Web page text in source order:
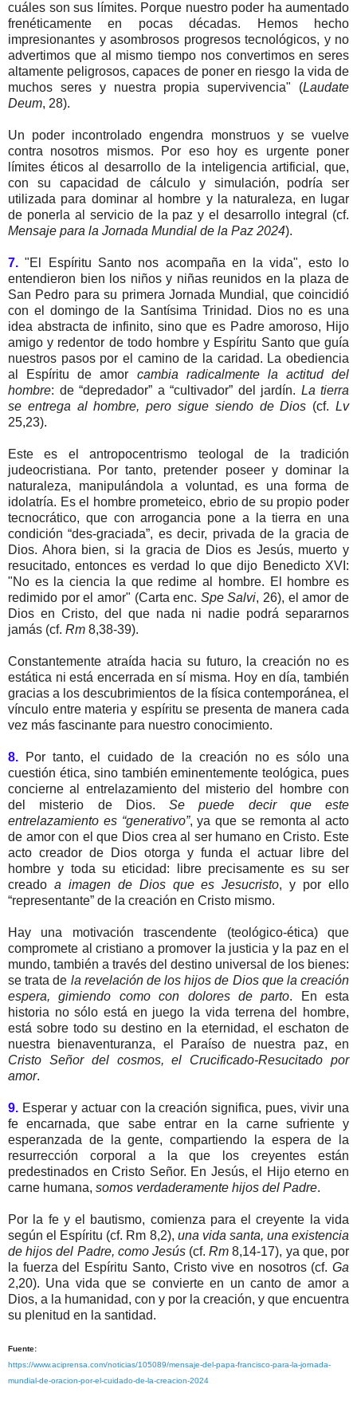
cuáles son sus límites. Porque nuestro poder ha aumentado
frenéticamente en pocas décadas. Hemos hecho
impresionantes y asombrosos progresos tecnológicos, y no
advertimos que al mismo tiempo nos convertimos en seres
altamente peligrosos, capaces de poner en riesgo la vida de
muchos seres y nuestra propia supervivencia" (Laudate
Deum, 28).
Un poder incontrolado engendra monstruos y se vuelve
contra nosotros mismos. Por eso hoy es urgente poner
límites éticos al desarrollo de la inteligencia artificial, que,
con su capacidad de cálculo y simulación, podría ser
utilizada para dominar al hombre y la naturaleza, en lugar
de ponerla al servicio de la paz y el desarrollo integral (cf.
Mensaje para la Jornada Mundial de la Paz 2024).
7. "El Espíritu Santo nos acompaña en la vida", esto lo
entendieron bien los niños y niñas reunidos en la plaza de
San Pedro para su primera Jornada Mundial, que coincidió
con el domingo de la Santísima Trinidad. Dios no es una
idea abstracta de infinito, sino que es Padre amoroso, Hijo
amigo y redentor de todo hombre y Espíritu Santo que guía
nuestros pasos por el camino de la caridad. La obediencia
al Espíritu de amor cambia radicalmente la actitud del
hombre: de “depredador” a “cultivador” del jardín. La tierra
se entrega al hombre, pero sigue siendo de Dios (cf.Lv
25,23).
Este es el antropocentrismo teologal de la tradición
judeocristiana. Por tanto, pretender poseer y dominar la
naturaleza, manipulándola a voluntad, es una forma de
idolatría. Es el hombre prometeico, ebrio de su propio poder
tecnocrático, que con arrogancia pone a la tierra en una
condición “des-graciada”, es decir, privada de la gracia de
Dios. Ahora bien, si la gracia de Dios es Jesús, muerto y
resucitado, entonces es verdad lo que dijo Benedicto XVI:
"No es la ciencia la que redime al hombre. El hombre es
redimido por el amor" (Carta enc. Spe Salvi, 26), el amor de
Dios en Cristo, del que nada ni nadie podrá separarnos
jamás (cf. Rm 8,38-39).
Constantemente atraída hacia su futuro, la creación no es
estática ni está encerrada en sí misma. Hoy en día, también
gracias a los descubrimientos de la física contemporánea, el
vínculo entre materia y espíritu se presenta de manera cada
vez más fascinante para nuestro conocimiento.
8. Por tanto, el cuidado de la creación no es sólo una
cuestión ética, sino también eminentemente teológica, pues
concierne al entrelazamiento del misterio del hombre con
del misterio de Dios. Se puede decir que este
entrelazamiento es “generativo”, ya que se remonta al acto
de amor con el que Dios crea al ser humano en Cristo. Este
acto creador de Dios otorga y funda el actuar libre del
hombre y toda su eticidad: libre precisamente es su ser
creado a imagen de Dios que es Jesucristo, y por ello
“representante” de la creación en Cristo mismo.
Hay una motivación trascendente (teológico-ética) que
compromete al cristiano a promover la justicia y la paz en el
mundo, también a través del destino universal de los bienes:
se trata de la revelación de los hijos de Dios que la creación
espera, gimiendo como con dolores de parto. En esta
historia no sólo está en juego la vida terrena del hombre,
está sobre todo su destino en la eternidad, el eschaton de
nuestra bienaventuranza, el Paraíso de nuestra paz, en
Cristo Señor del cosmos, el Crucificado-Resucitado por
amor.
9. Esperar y actuar con la creación significa, pues, vivir una
fe encarnada, que sabe entrar en la carne sufriente y
esperanzada de la gente, compartiendo la espera de la
resurrección corporal a la que los creyentes están
predestinados en Cristo Señor. En Jesús, el Hijo eterno en
carne humana, somos verdaderamente hijos del Padre.
Por la fe y el bautismo, comienza para el creyente la vida
según el Espíritu (cf. Rm 8,2), una vida santa, una existencia
de hijos del Padre, como Jesús(cf.Rm 8,14-17), ya que, por
la fuerza del Espíritu Santo, Cristo vive en nosotros (cf. Ga
2,20). Una vida que se convierte en un canto de amor a
Dios, a la humanidad, con y por la creación, y que encuentra
su plenitud en la santidad.
Fuente:
https://www.aciprensa.com/noticias/105089/mensaje-del-papa-francisco-para-la-jornada-
mundial-de-oracion-por-el-cuidado-de-la-creacion-2024